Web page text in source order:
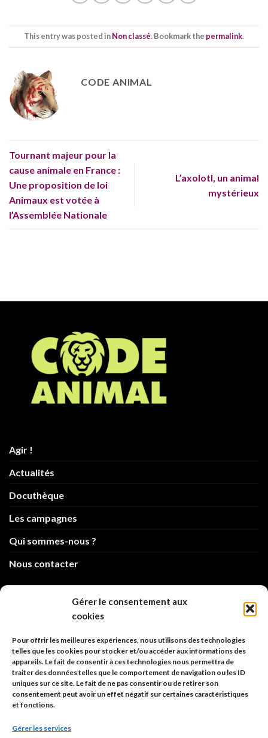
Gérer le consentement aux
cookies
Pour offrir les meilleures expériences, nous utilisons des technologies
telles que les cookies pour stocker et/ou accéder aux informations des
appareils. Le fait de consentir à ces technologies nous permettra de
traiter des données telles que le comportement de navigation ou les ID
uniques sur ce site. Le fait de ne pas consentir ou de retirer son
consentement peut avoir un effet négatif sur certaines caractéristiques
et fonctions.
Gérer les services
This entry was posted inNon classé. Bookmark the permalink.
CODE ANIMAL
Tournant majeur pour la
cause animale en France :
Une proposition de loi
Animaux est votée à
l’Assemblée Nationale
L’axolotl, un animal
mystérieux
Agir !
Actualités
Docuthèque
Les campagnes
Qui sommes-nous ?
Nous contacter
info@code-animal.com
Code Animal
26, rue principale
67480 Roppenheim
Adresse à utiliser pour les envois en AR.